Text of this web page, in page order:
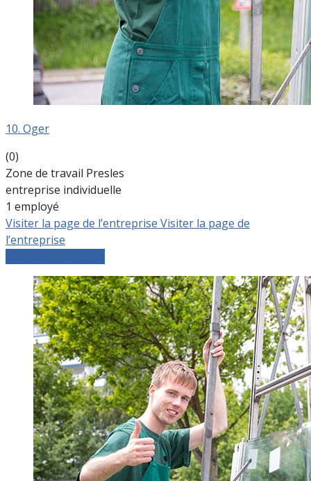
10. Oger
(0)
Zone de travail Presles
entreprise individuelle
1 employé
Visiter la page de l’entreprise Visiter la page de
l’entreprise